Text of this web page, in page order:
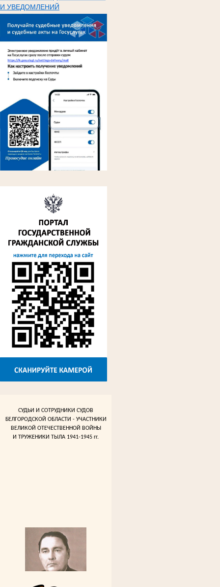
И УВЕДОМЛЕНИЙ
СУДЬИ И СОТРУДНИКИ СУДОВ
БЕЛГОРОДСКОЙ ОБЛАСТИ - УЧАСТНИКИ
ВЕЛИКОЙ ОТЕЧЕСТВЕННОЙ ВОЙНЫ
И ТРУЖЕНИКИ ТЫЛА 1941-1945 гг.